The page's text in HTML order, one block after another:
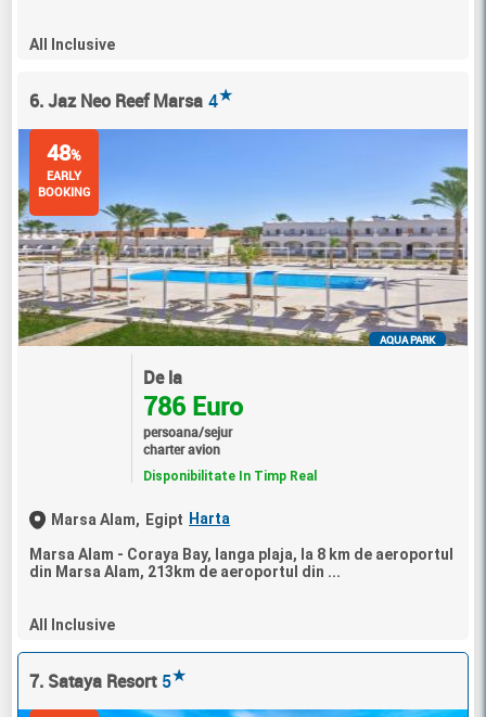
All Inclusive
6. Jaz Neo Reef Marsa 4★
48%
EARLY
BOOKING
AQUA PARK
De la
786 Euro
persoana/sejur
charter avion
Disponibilitate In Timp Real
Marsa Alam, Egipt Harta
Marsa Alam - Coraya Bay, langa plaja, la 8 km de aeroportul
din Marsa Alam, 213km de aeroportul din ...
All Inclusive
7. Sataya Resort 5★